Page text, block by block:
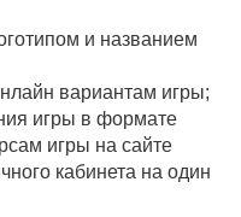
и названием
вариантам игры;
игры в формате
игры на сайте
кабинета на один